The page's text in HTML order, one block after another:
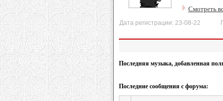
Смотреть
Дата регистрации: 23-08-22
Последняя музыка, добавленная
Последние сообщения с форума: